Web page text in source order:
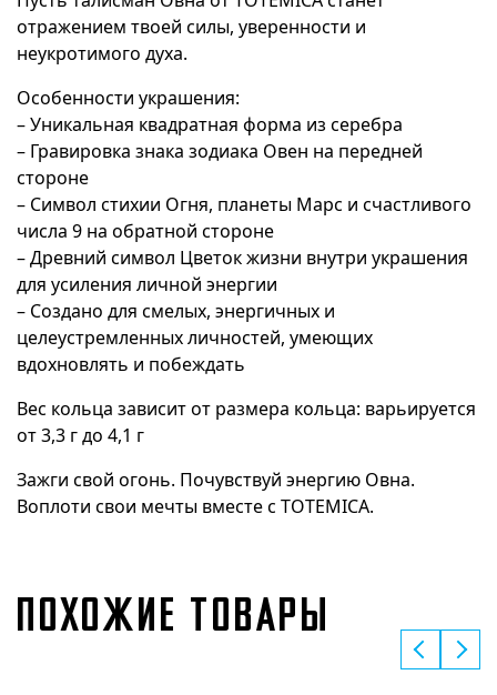
отражением твоей силы, уверенности и
неукротимого духа.
Особенности украшения:
– Уникальная квадратная форма из серебра
– Гравировка знака зодиака Овен на передней
стороне
– Символ стихии Огня, планеты Марс и счастливого
числа 9 на обратной стороне
– Древний символ Цветок жизни внутри украшения
для усиления личной энергии
– Создано для смелых, энергичных и
целеустремленных личностей, умеющих
вдохновлять и побеждать
Вес кольца зависит от размера кольца: варьируется
от 3,3 г до 4,1 г
Зажги свой огонь. Почувствуй энергию Овна.
Воплоти свои мечты вместе с TOTEMICA.
ПОХОЖИЕ ТОВАРЫ